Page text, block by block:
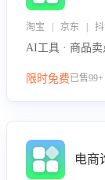
淘宝 | 京东 | 抖
AI工具 · 商品
限时免费已售99+
电商